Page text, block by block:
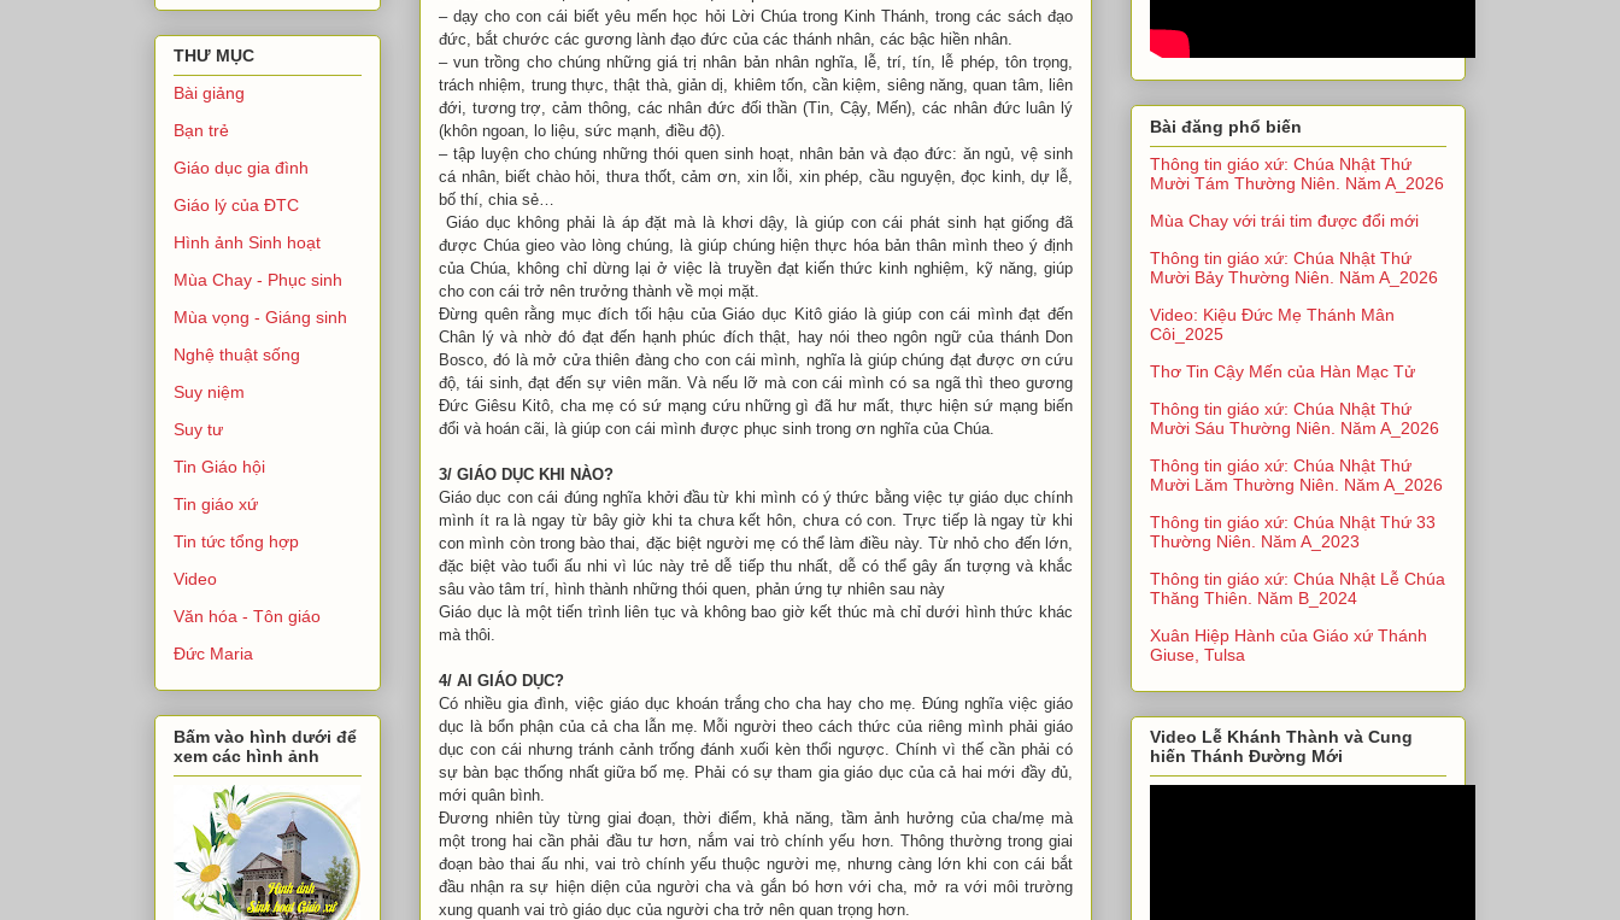
– dạy cho con cái biết yêu mến học hỏi Lời Chúa trong Kinh Thánh, trong các sách đạo
đức, bắt chước các gương lành đạo đức của các thánh nhân, các bậc hiền nhân.
– vun trồng cho chúng những giá trị nhân bản nhân nghĩa, lễ, trí, tín, lễ phép, tôn trọng,
trách nhiệm, trung thực, thật thà, giản dị, khiêm tốn, cần kiệm, siêng năng, quan tâm, liên
đới, tương trợ, cảm thông, các nhân đức đối thần (Tin, Cậy, Mến), các nhân đức luân lý
(khôn ngoan, lo liệu, sức mạnh, điều độ).
– tập luyện cho chúng những thói quen sinh hoạt, nhân bản và đạo đức: ăn ngủ, vệ sinh
cá nhân, biết chào hỏi, thưa thốt, cảm ơn, xin lỗi, xin phép, cầu nguyện, đọc kinh, dự lễ,
bố thí, chia sẻ…
Giáo dục không phải là áp đặt mà là khơi dậy, là giúp con cái phát sinh hạt giống đã
được Chúa gieo vào lòng chúng, là giúp chúng hiện thực hóa bản thân mình theo ý định
của Chúa, không chỉ dừng lại ở việc là truyền đạt kiến thức kinh nghiệm, kỹ năng, giúp
cho con cái trở nên trưởng thành về mọi mặt.
Đừng quên rằng mục đích tối hậu của Giáo dục Kitô giáo là giúp con cái mình đạt đến
Chân lý và nhờ đó đạt đến hạnh phúc đích thật, hay nói theo ngôn ngữ của thánh Don
Bosco, đó là mở cửa thiên đàng cho con cái mình, nghĩa là giúp chúng đạt được ơn cứu
độ, tái sinh, đạt đến sự viên mãn. Và nếu lỡ mà con cái mình có sa ngã thì theo gương
Đức Giêsu Kitô, cha mẹ có sứ mạng cứu những gì đã hư mất, thực hiện sứ mạng biến
đổi và hoán cãi, là giúp con cái mình được phục sinh trong ơn nghĩa của Chúa.
3/ GIÁO DỤC KHI NÀO?
Giáo dục con cái đúng nghĩa khởi đầu từ khi mình có ý thức bằng việc tự giáo dục chính
mình ít ra là ngay từ bây giờ khi ta chưa kết hôn, chưa có con. Trực tiếp là ngay từ khi
con mình còn trong bào thai, đặc biệt người mẹ có thể làm điều này. Từ nhỏ cho đến lớn,
đặc biệt vào tuổi ấu nhi vì lúc này trẻ dễ tiếp thu nhất, dễ có thể gây ấn tượng và khắc
sâu vào tâm trí, hình thành những thói quen, phản ứng tự nhiên sau này
Giáo dục là một tiến trình liên tục và không bao giờ kết thúc mà chỉ dưới hình thức khác
mà thôi.
4/ AI GIÁO DỤC?
Có nhiều gia đình, việc giáo dục khoán trắng cho cha hay cho mẹ. Đúng nghĩa việc giáo
dục là bổn phận của cả cha lẫn mẹ. Mỗi người theo cách thức của riêng mình phải giáo
dục con cái nhưng tránh cảnh trống đánh xuối kèn thổi ngược. Chính vì thế cần phải có
sự bàn bạc thống nhất giữa bố mẹ. Phải có sự tham gia giáo dục của cả hai mới đầy đủ,
mới quân bình.
Đương nhiên tùy từng giai đoạn, thời điểm, khả năng, tầm ảnh hưởng của cha/mẹ mà
một trong hai cần phải đầu tư hơn, nắm vai trò chính yếu hơn. Thông thường trong giai
đoạn bào thai ấu nhi, vai trò chính yếu thuộc người mẹ, nhưng càng lớn khi con cái bắt
đầu nhận ra sự hiện diện của người cha và gắn bó hơn với cha, mở ra với môi trường
xung quanh vai trò giáo dục của người cha trở nên quan trọng hơn.
THƯ MỤC
Bài giảng
Bạn trẻ
Giáo dục gia đình
Giáo lý của ĐTC
Hình ảnh Sinh hoạt
Mùa Chay - Phục sinh
Mùa vọng - Giáng sinh
Nghệ thuật sống
Suy niệm
Suy tư
Tin Giáo hội
Tin giáo xứ
Tin tức tổng hợp
Video
Văn hóa - Tôn giáo
Đức Maria
Bấm vào hình dưới để
xem các hình ảnh
Bài đăng phổ biến
Thông tin giáo xứ: Chúa Nhật Thứ
Mười Tám Thường Niên. Năm A_2026
Mùa Chay với trái tim được đổi mới
Thông tin giáo xứ: Chúa Nhật Thứ
Mười Bảy Thường Niên. Năm A_2026
Video: Kiệu Đức Mẹ Thánh Mân
Côi_2025
Thơ Tin Cậy Mến của Hàn Mạc Tử
Thông tin giáo xứ: Chúa Nhật Thứ
Mười Sáu Thường Niên. Năm A_2026
Thông tin giáo xứ: Chúa Nhật Thứ
Mười Lăm Thường Niên. Năm A_2026
Thông tin giáo xứ: Chúa Nhật Thứ 33
Thường Niên. Năm A_2023
Thông tin giáo xứ: Chúa Nhật Lễ Chúa
Thăng Thiên. Năm B_2024
Xuân Hiệp Hành của Giáo xứ Thánh
Giuse, Tulsa
Video Lễ Khánh Thành và Cung
hiến Thánh Đường Mới